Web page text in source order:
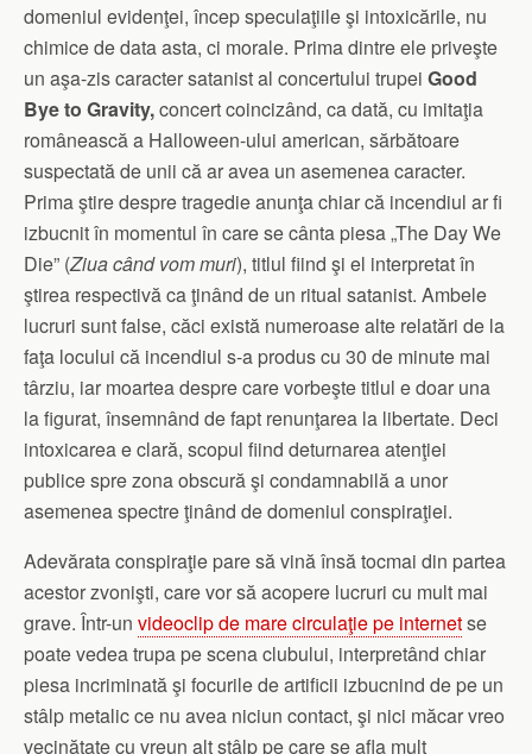
domeniul evidenţei, încep speculaţiile şi intoxicările, nu
chimice de data asta, ci morale. Prima dintre ele priveşte
un aşa-zis caracter satanist al concertului trupei Good
Bye to Gravity,concert coincizând, ca dată, cu imitaţia
românească a Halloween-ului american, sărbătoare
suspectată de unii că ar avea un asemenea caracter.
Prima ştire despre tragedie anunţa chiar că incendiul ar fi
izbucnit în momentul în care se cânta piesa „The Day We
Die” (Ziua când vom muri), titlul fiind şi el interpretat în
ştirea respectivă ca ţinând de un ritual satanist. Ambele
lucruri sunt false, căci există numeroase alte relatări de la
faţa locului că incendiul s-a produs cu 30 de minute mai
târziu, iar moartea despre care vorbeşte titlul e doar una
la figurat, însemnând de fapt renunţarea la libertate. Deci
intoxicarea e clară, scopul fiind deturnarea atenţiei
publice spre zona obscură şi condamnabilă a unor
asemenea spectre ţinând de domeniul conspiraţiei.
Adevărata conspiraţie pare să vină însă tocmai din partea
acestor zvonişti, care vor să acopere lucruri cu mult mai
grave. Într-un videoclip de mare circulaţie pe internetse
poate vedea trupa pe scena clubului, interpretând chiar
piesa incriminată şi focurile de artificii izbucnind de pe un
stâlp metalic ce nu avea niciun contact, şi nici măcar vreo
vecinătate cu vreun alt stâlp pe care se afla mult